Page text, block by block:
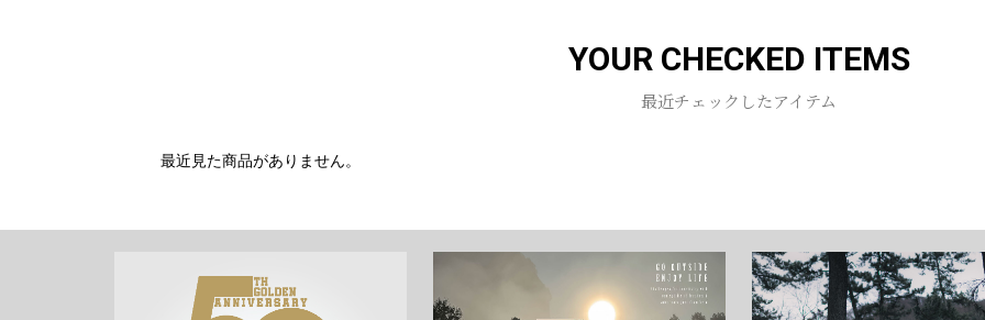
YOUR CHECKED ITEMS
最近チェックしたアイテム
最近見た商品がありません。